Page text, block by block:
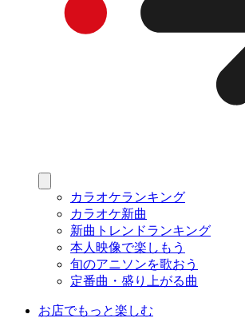
カラオケランキング
カラオケ新曲
新曲トレンドランキング
本人映像で楽しもう
旬のアニソンを歌おう
定番曲・盛り上がる曲
お店でもっと楽しむ